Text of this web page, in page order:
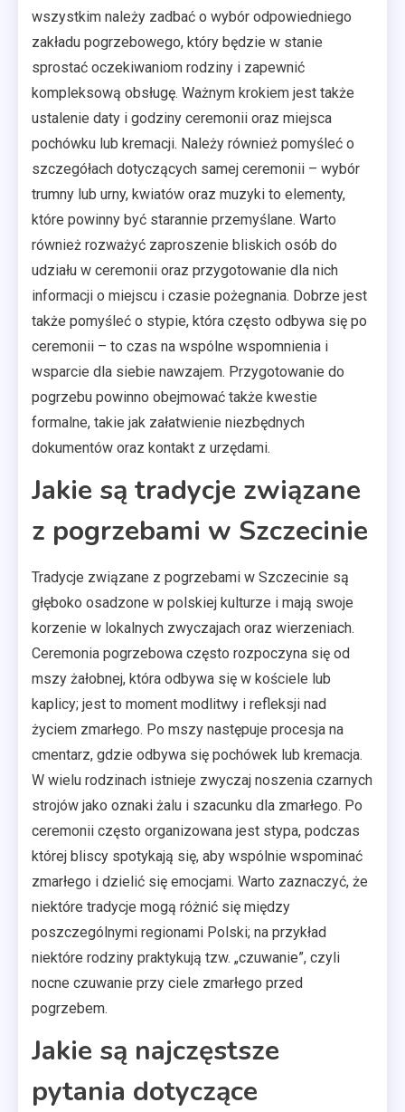
wszystkim należy zadbać o wybór odpowiedniego
zakładu pogrzebowego, który będzie w stanie
sprostać oczekiwaniom rodziny i zapewnić
kompleksową obsługę. Ważnym krokiem jest także
ustalenie daty i godziny ceremonii oraz miejsca
pochówku lub kremacji. Należy również pomyśleć o
szczegółach dotyczących samej ceremonii – wybór
trumny lub urny, kwiatów oraz muzyki to elementy,
które powinny być starannie przemyślane. Warto
również rozważyć zaproszenie bliskich osób do
udziału w ceremonii oraz przygotowanie dla nich
informacji o miejscu i czasie pożegnania. Dobrze jest
także pomyśleć o stypie, która często odbywa się po
ceremonii – to czas na wspólne wspomnienia i
wsparcie dla siebie nawzajem. Przygotowanie do
pogrzebu powinno obejmować także kwestie
formalne, takie jak załatwienie niezbędnych
dokumentów oraz kontakt z urzędami.
Jakie są tradycje związane
z pogrzebami w Szczecinie
Tradycje związane z pogrzebami w Szczecinie są
głęboko osadzone w polskiej kulturze i mają swoje
korzenie w lokalnych zwyczajach oraz wierzeniach.
Ceremonia pogrzebowa często rozpoczyna się od
mszy żałobnej, która odbywa się w kościele lub
kaplicy; jest to moment modlitwy i refleksji nad
życiem zmarłego. Po mszy następuje procesja na
cmentarz, gdzie odbywa się pochówek lub kremacja.
W wielu rodzinach istnieje zwyczaj noszenia czarnych
strojów jako oznaki żalu i szacunku dla zmarłego. Po
ceremonii często organizowana jest stypa, podczas
której bliscy spotykają się, aby wspólnie wspominać
zmarłego i dzielić się emocjami. Warto zaznaczyć, że
niektóre tradycje mogą różnić się między
poszczególnymi regionami Polski; na przykład
niektóre rodziny praktykują tzw. „czuwanie”, czyli
nocne czuwanie przy ciele zmarłego przed
pogrzebem.
Jakie są najczęstsze
pytania dotyczące